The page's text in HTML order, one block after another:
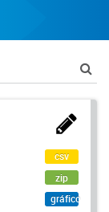
csv
zip
gráfico